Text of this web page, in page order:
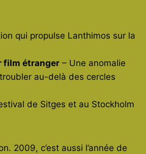
qui propulse Lanthimos sur la
film étranger – Une anomalie
au-delà des cercles
de Sitges et au Stockholm
2009, c’est aussi l’année de